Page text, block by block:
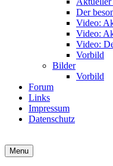
Der
Video:
Video:
Video:
Vorbild
Bilder
Vorbild
Forum
Links
Impressum
Datenschutz
Menu